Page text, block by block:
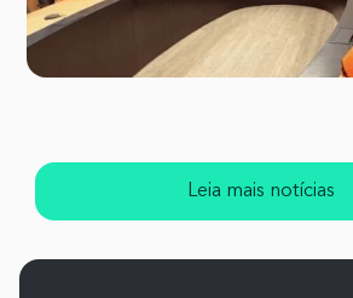
Leia mais notícias